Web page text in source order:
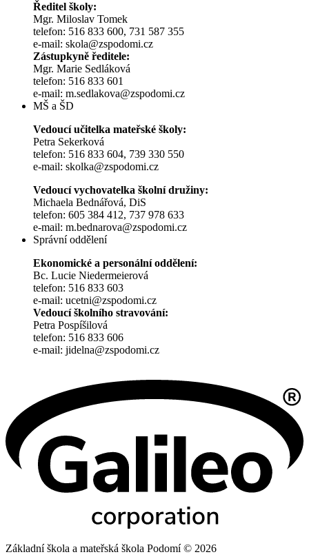
Ředitel školy:
Mgr. Miloslav Tomek
telefon: 516 833 600, 731 587 355
e-mail: skola@zspodomi.cz
Zástupkyně ředitele:
Mgr. Marie Sedláková
telefon: 516 833 601
e-mail: m.sedlakova@zspodomi.cz
MŠ a ŠD
Vedoucí učitelka mateřské školy:
Petra Sekerková
telefon: 516 833 604, 739 330 550
e-mail: skolka@zspodomi.cz
Vedoucí vychovatelka školní družiny:
Michaela Bednářová, DiS
telefon: 605 384 412, 737 978 633
e-mail: m.bednarova@zspodomi.cz
Správní oddělení
Ekonomické a personální oddělení:
Bc. Lucie Niedermeierová
telefon: 516 833 603
e-mail: ucetni@zspodomi.cz
Vedoucí školního stravování:
Petra Pospíšilová
telefon: 516 833 606
e-mail: jidelna@zspodomi.cz
Základní škola a mateřská škola Podomí © 2026